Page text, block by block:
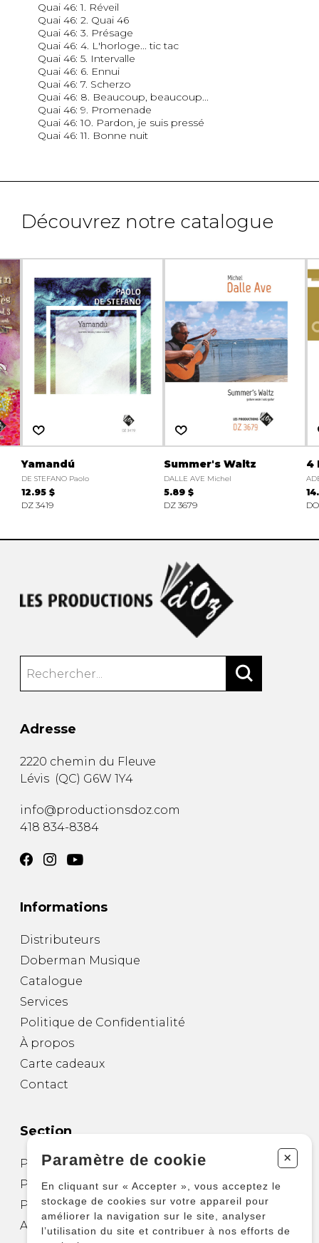
Quai 46: 1. Réveil
Quai 46: 2. Quai 46
Quai 46: 3. Présage
Quai 46: 4. L'horloge... tic tac
Quai 46: 5. Intervalle
Quai 46: 6. Ennui
Quai 46: 7. Scherzo
Quai 46: 8. Beaucoup, beaucoup...
Quai 46: 9. Promenade
Quai 46: 10. Pardon, je suis pressé
Quai 46: 11. Bonne nuit
Découvrez notre catalogue
Yamandú
DE STEFANO Paolo
12.95 $
DZ 3419
Summer's Waltz
DALLE AVE Michel
5.89 $
DZ 3679
4
Adresse
2220 chemin du Fleuve
Lévis (QC) G6W 1Y4
info@productionsdoz.com
418 834-8384
Informations
Distributeurs
Doberman Musique
Catalogue
Services
Politique de Confidentialité
À propos
Carte cadeaux
Contact
Section
Partitions pour guitare
Partitions pour autres instruments
Partitions pour ensembles
Autres produits
Paramètre de cookie +
En cliquant sur « Accepter », vous acceptez le
stockage de cookies sur votre appareil pour
améliorer la navigation sur le site, analyser
l’utilisation du site et contribuer à nos efforts de